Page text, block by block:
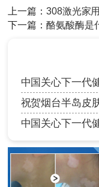
上一篇：308激光家
下一篇：酪氨酸酶是
中国关心下一代
祝贺烟台半岛皮
中国关心下一代